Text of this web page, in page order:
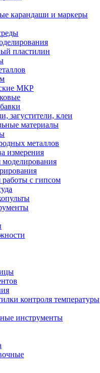
карандаши и маркеры
пластилин
МКР
загустители, клеи
материалы
металлов
измерения
с гипсом
контроля температуры
инструменты